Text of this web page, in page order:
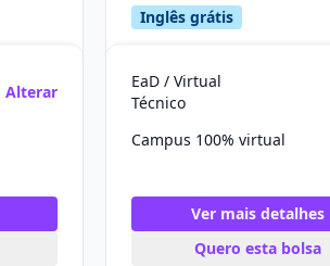
Alterar
Inglês grátis
EaD / Virtual
Técnico
Campus 100% virtual
Ver mais detalhes
Quero esta bolsa